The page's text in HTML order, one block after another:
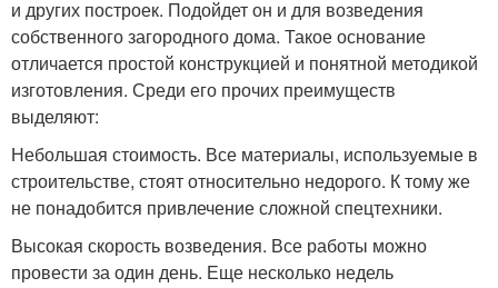
и других построек. Подойдет он и для возведения
собственного загородного дома. Такое основание
отличается простой конструкцией и понятной методикой
изготовления. Среди его прочих преимуществ
выделяют:
Небольшая стоимость. Все материалы, используемые в
строительстве, стоят относительно недорого. К тому же
не понадобится привлечение сложной спецтехники.
Высокая скорость возведения. Все работы можно
провести за один день. Еще несколько недель